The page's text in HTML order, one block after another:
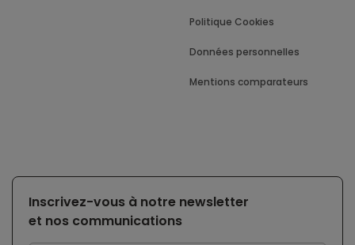
Politique Cookies
Données personnelles
Mentions comparateurs
Inscrivez-vous à notre newsletter
et nos communications